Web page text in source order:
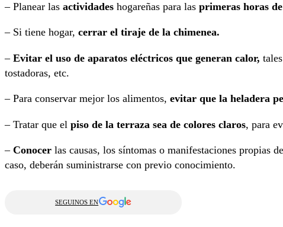
– Planear las actividades hogareñas para las primeras horas
– Si tiene hogar, cerrar el tiraje de la chimenea.
– Evitar el uso de aparatos eléctricos que generan calor,
tostadoras, etc.
– Para conservar mejor los alimentos, evitar que la heladera
– Tratar que el piso de la terraza sea de colores claros, para
– Conocer las causas, los síntomas o manifestaciones propias
caso, deberán suministrarse con previo conocimiento.
SEGUINOS EN